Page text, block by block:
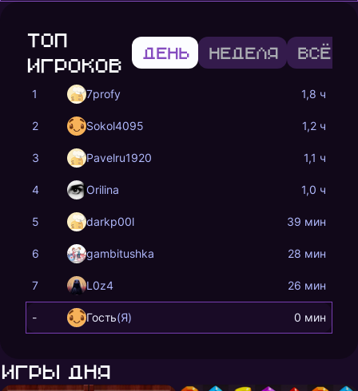
Топ
игроков
День Неделя Всё
1 7profy 1,8 ч
2 Sokol4095 1,2 ч
3 Pavelru1920 1,1 ч
4 Orilina 1,0 ч
5 darkp00l 39 мин
6 gambitushka 28 мин
7 L0z4 26 мин
- Гость(Я) 0 мин
Игры дня